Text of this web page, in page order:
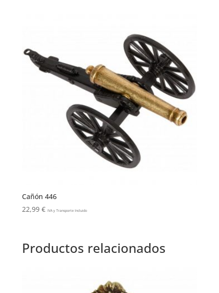
Cañón 446
22,99 € IVA y Transporte Incluido
Productos relacionados